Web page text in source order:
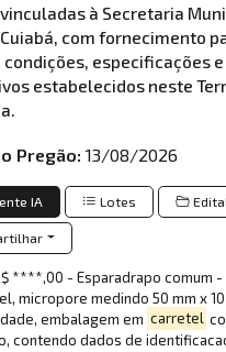
à Secretaria
com fornecimento
especificações e
estabelecidos neste
Pregão:13/08/2026
IA Lotes Edital
****,00 - Esparadrapo comum
micropore medindo 50 mm x
embalagem em carretel
contendo dados de